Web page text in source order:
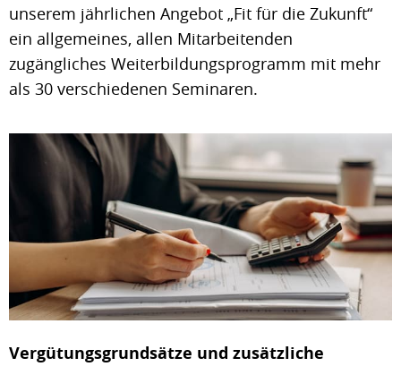
unserem jährlichen Angebot „Fit für die Zukunft“
ein allgemeines, allen Mitarbeitenden
zugängliches Weiterbildungsprogramm mit mehr
als 30 verschiedenen Seminaren.
Vergütungsgrundsätze und zusätzliche